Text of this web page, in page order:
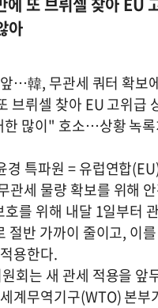
아
…韓, 무관세 쿼터 확보
브뤼셀 찾아 EU 고위급
한 많이" 호소…상황 녹
경 특파원 = 유럽연합
관세 물량 확보를 위해
를 위해 내달 1일부터
반 가까이 줄이고, 이
용한다.
회는 새 관세 적용을
계무역기구(WTO) 본